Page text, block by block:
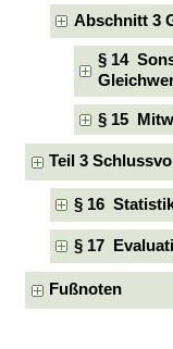
Abschnitt 3
§ 14
§ 15
Teil 3
§ 16
§ 17
Fußnoten